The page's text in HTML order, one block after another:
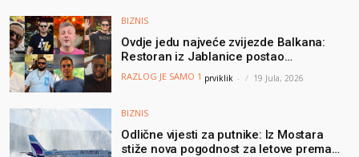
BIZNIS
Ovdje jedu najveće zvijezde Balkana:
Restoran iz Jablanice postao
nezaobilazna destinacija poznatih, a svi
dolaze zbog jednog specijaliteta
RAZLOG JE SAMO 1 prviklik - 19 Jula, 2026
BIZNIS
Odlične vijesti za putnike: Iz Mostara
stiže nova pogodnost za letove prema